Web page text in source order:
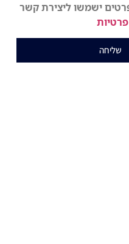
ישמשו ליצירת קשר
שליחה